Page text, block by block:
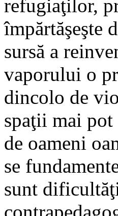
refugiaţilor,
împărtăşeşte
sursă a
vaporului o
dincolo de
spaţii mai
de oameni
se
sunt